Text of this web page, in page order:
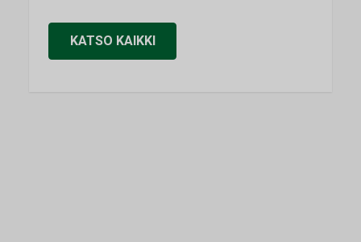
KATSO KAIKKI